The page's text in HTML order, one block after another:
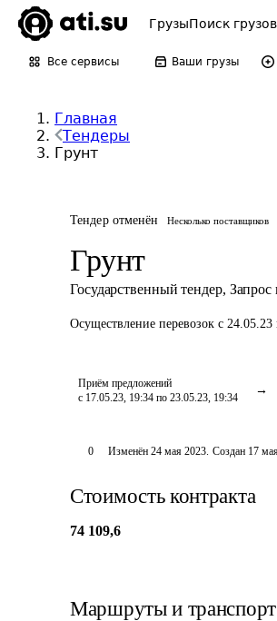
ГрузыПоиск грузов
Все сервисы Ваши грузы
Главная
Тендеры
Грунт
Тендер отменён Несколько поставщиков
Грунт
Государственный тендер, Запрос
Осуществление перевозок с 24.05.23
Приём предложений
с 17.05.23, 19:34 по 23.05.23, 19:34
0 Изменён 24 мая 2023. Создан 17
Стоимость контракта
74 109,6
Маршруты и транспорт